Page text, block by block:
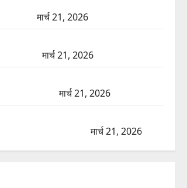
मार्च 21, 2026
मार्च 21, 2026
मार्च 21, 2026
मार्च 21, 2026